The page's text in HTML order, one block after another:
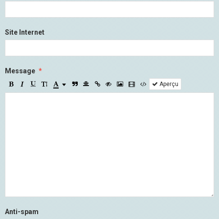
Site Internet
Message
Aperçu
Anti-spam